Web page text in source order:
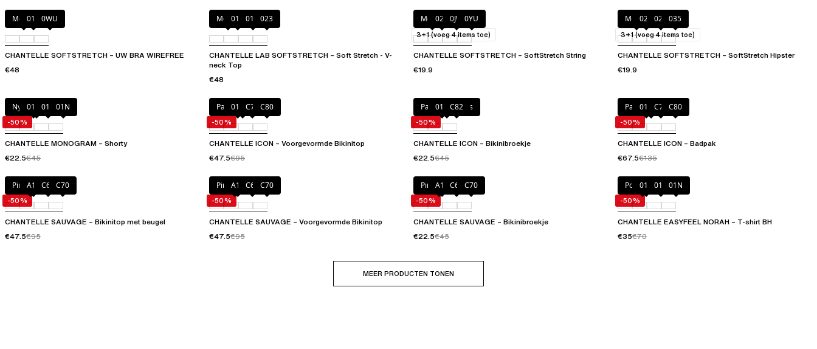
Mocca
011 0WU
CHANTELLE SOFTSTRETCH – UW BRA WIREFREE
€48
Mocca
011 01N 023
CHANTELLE LAB SOFTSTRETCH – Soft Stretch - V-
neck Top
€48
Mocca
02T 0JW 0YU
CHANTELLE SOFTSTRETCH – SoftStretch String
€19.9
3+1 (voeg 4 items toe)
Mocca
020 02T 035
CHANTELLE SOFTSTRETCH – SoftStretch Hipster
€19.9
3+1 (voeg 4 items toe)
Nymphea pink
010 011 01N
CHANTELLE MONOGRAM – Shorty
€22.5€45
-50%
Painted flowers
011 C79 C80
CHANTELLE ICON – Voorgevormde Bikinitop
€47.5€95
-50%
Painted flowers
011 C82
CHANTELLE ICON – Bikinibroekje
€22.5€45
-50%
Painted flowers
011 C79 C80
CHANTELLE ICON – Badpak
€67.5€135
-50%
Pink Jungle
A12 C69 C70
CHANTELLE SAUVAGE – Bikinitop met beugel
€47.5€95
-50%
Pink Jungle
A12 C69 C70
CHANTELLE SAUVAGE – Voorgevormde Bikinitop
€47.5€95
-50%
Pink Jungle
A12 C69 C70
CHANTELLE SAUVAGE – Bikinibroekje
€22.5€45
-50%
Poppy Red
010 011 01N
CHANTELLE EASYFEEL NORAH – T-shirt BH
€35€70
-50%
MEER PRODUCTEN TONEN